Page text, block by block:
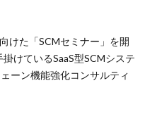
けた「SCMセミナー」を開
けているSaaS型SCMシステ
ーン機能強化コンサルティ